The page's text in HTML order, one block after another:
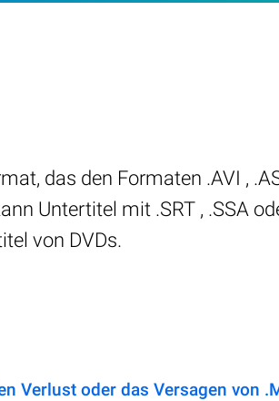
das den Formaten .AVI ,
Untertitel mit .SRT , .SSA
von DVDs.
Verlust oder das Versagen von